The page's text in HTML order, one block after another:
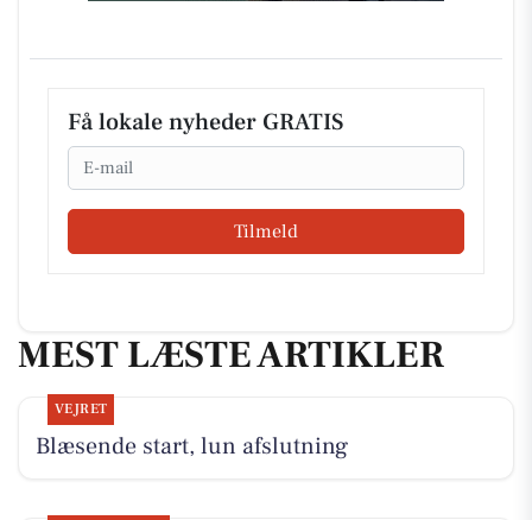
Få lokale nyheder GRATIS
Email
Tilmeld
MEST LÆSTE ARTIKLER
VEJRET
Blæsende start, lun afslutning